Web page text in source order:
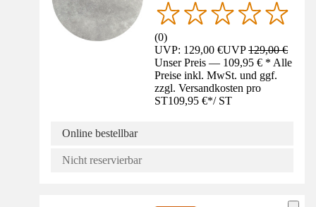
(0)
UVP: 129,00 €UVP129,00 €
Unser Preis — 109,95 € * Alle
Preise inkl. MwSt. und ggf.
zzgl. Versandkosten pro
ST109,95 €*/ ST
Online bestellbar
Nicht reservierbar